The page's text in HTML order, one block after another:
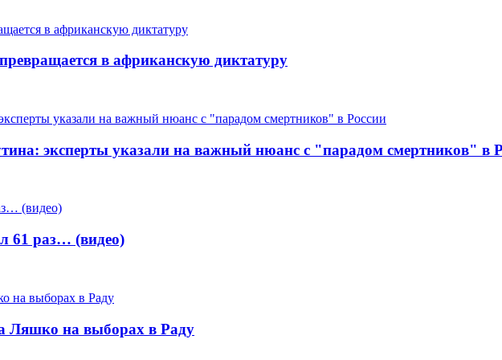
в африканскую диктатуру
эксперты указали на важный нюанс с "парадом смертников" в
61 раз… (видео)
Ляшко на выборах в Раду